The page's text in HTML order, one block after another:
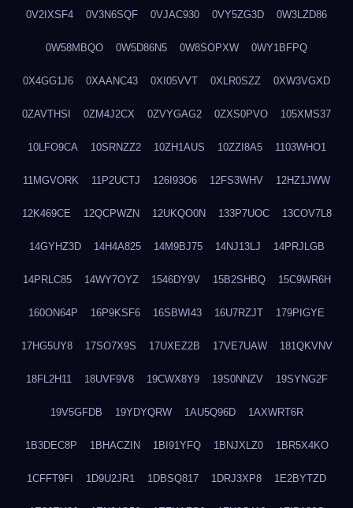
0V2IXSF4 0V3N6SQF 0VJAC930 0VY5ZG3D 0W3LZD86
0W58MBQO 0W5D86N5 0W8SOPXW 0WY1BFPQ
0X4GG1J6 0XAANC43 0XI05VVT 0XLR0SZZ 0XW3VGXD
0ZAVTHSI 0ZM4J2CX 0ZVYGAG2 0ZXS0PVO 105XMS37
10LFO9CA 10SRNZZ2 10ZH1AUS 10ZZI8A5 1103WHO1
11MGVORK 11P2UCTJ 126I93O6 12FS3WHV 12HZ1JWW
12K469CE 12QCPWZN 12UKQO0N 133P7UOC 13COV7L8
14GYHZ3D 14H4A825 14M9BJ75 14NJ13LJ 14PRJLGB
14PRLC85 14WY7OYZ 1546DY9V 15B2SHBQ 15C9WR6H
160ON64P 16P9KSF6 16SBWI43 16U7RZJT 179PIGYE
17HG5UY8 17SO7X9S 17UXEZ2B 17VE7UAW 181QKVNV
18FL2H11 18UVF9V8 19CWX8Y9 19S0NNZV 19SYNG2F
19V5GFDB 19YDYQRW 1AU5Q96D 1AXWRT6R
1B3DEC8P 1BHACZIN 1BI91YFQ 1BNJXLZ0 1BR5X4KO
1CFFT9FI 1D9U2JR1 1DBSQ817 1DRJ3XP8 1E2BYTZD